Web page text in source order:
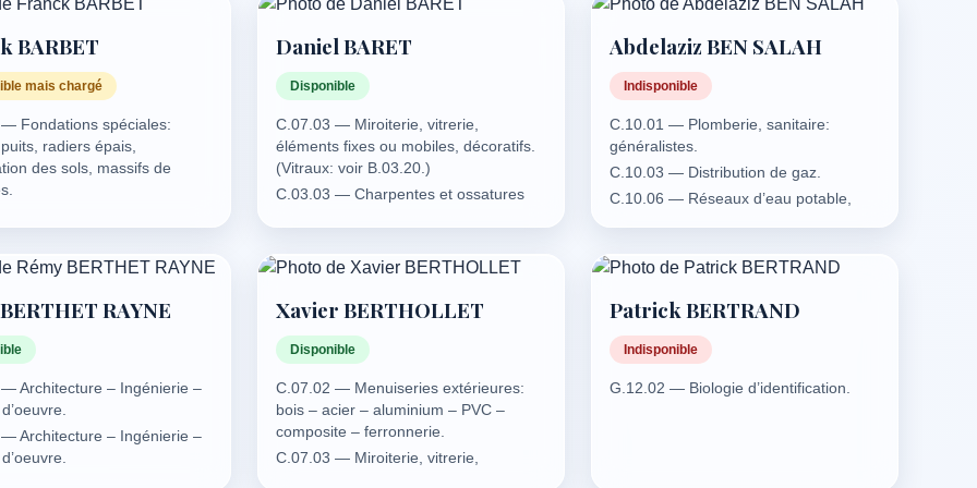
commerce et d’entreprises.
C.18.03 — Droits sociaux à
prépondérance immobilière.
C.18.04 — Préjudices immobiliers.
BARBET
mais chargé
Fondations spéciales:
radiers épais,
des sols, massifs de
des terrains et talus.
Daniel BARET
Disponible
C.07.03 — Miroiterie, vitrerie,
éléments fixes ou mobiles, décoratifs.
(Vitraux: voir B.03.20.)
C.03.03 — Charpentes et ossatures
agencements, meubles modernes.
bois – acier – aluminium – PVC –
composite – ferronnerie.
C.07.03 — Miroiterie, vitrerie,
éléments fixes ou mobiles, décoratifs.
(Vitraux: voir B.03.20.)
C.07.04 — Murs rideaux et
enveloppes vitrées du bâtiment.
Abdelaziz BEN SALAH
Indisponible
C.10.01 — Plomberie, sanitaire:
généralistes.
C.10.03 — Distribution de gaz.
C.10.06 — Réseaux d’eau potable,
C.13.01 — Génie thermique:
réseaux de chauffage, capteurs
solaires – eau chaude sanitaire (ECS)
– fours, fumisterie, ventilation, usine et
industrielle.
RAYNE
Architecture – Ingénierie –
Architecture – Ingénierie –
Xavier BERTHOLLET
Disponible
C.07.02 — Menuiseries extérieures:
bois – acier – aluminium – PVC –
composite – ferronnerie.
C.07.03 — Miroiterie, vitrerie,
Patrick BERTRAND
Indisponible
G.12.02 — Biologie d’identification.